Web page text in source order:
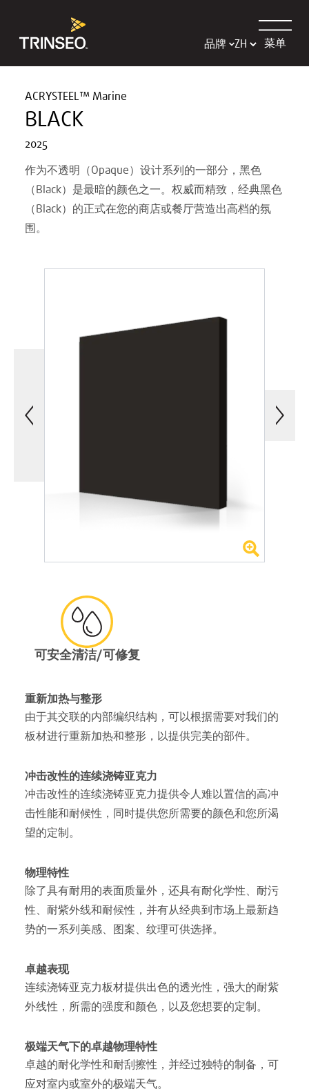
品牌 菜单
ACRYSTEEL™ Marine
BLACK
2025
作为不透明（Opaque）设计系列的一部分，黑色
（Black）是最暗的颜色之一。权威而精致，经典黑色
（Black）的正式在您的商店或餐厅营造出高档的氛
围。
可安全清洁/可修复
重新加热与整形
由于其交联的内部编织结构，可以根据需要对我们的
板材进行重新加热和整形，以提供完美的部件。
冲击改性的连续浇铸亚克力
冲击改性的连续浇铸亚克力提供令人难以置信的高冲
击性能和耐候性，同时提供您所需要的颜色和您所渴
望的定制。
物理特性
除了具有耐用的表面质量外，还具有耐化学性、耐污
性、耐紫外线和耐候性，并有从经典到市场上最新趋
势的一系列美感、图案、纹理可供选择。
卓越表现
连续浇铸亚克力板材提供出色的透光性，强大的耐紫
外线性，所需的强度和颜色，以及您想要的定制。
极端天气下的卓越物理特性
卓越的耐化学性和耐刮擦性，并经过独特的制备，可
应对室内或室外的极端天气。